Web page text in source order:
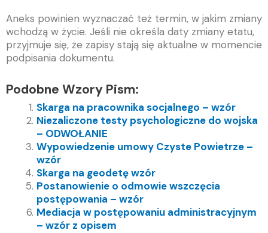
Aneks powinien wyznaczać też termin, w jakim zmiany
wchodzą w życie. Jeśli nie określa daty zmiany etatu,
przyjmuje się, że zapisy stają się aktualne w momencie
podpisania dokumentu.
Podobne Wzory Pism:
Skarga na pracownika socjalnego – wzór
Niezaliczone testy psychologiczne do wojska
– ODWOŁANIE
Wypowiedzenie umowy Czyste Powietrze –
wzór
Skarga na geodetę wzór
Postanowienie o odmowie wszczęcia
postępowania – wzór
Mediacja w postępowaniu administracyjnym
– wzór z opisem